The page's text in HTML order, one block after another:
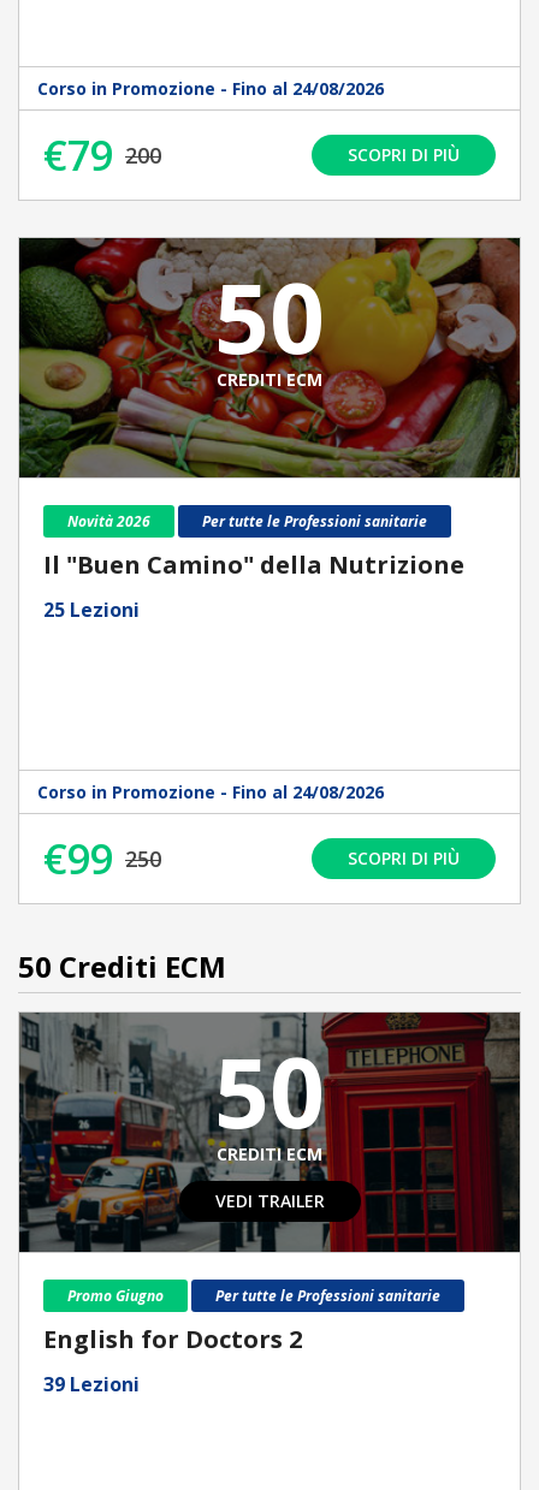
Corso in Promozione - Fino al 24/08/2026
€79 200 SCOPRI DI PIÙ
50
CREDITI ECM
Novità 2026 Per tutte le Professioni sanitarie
Il "Buen Camino" della Nutrizione
25 Lezioni
Corso in Promozione - Fino al 24/08/2026
€99 250 SCOPRI DI PIÙ
50 Crediti ECM
50
CREDITI ECM
VEDI TRAILER
Promo Giugno Per tutte le Professioni sanitarie
English for Doctors 2
39 Lezioni